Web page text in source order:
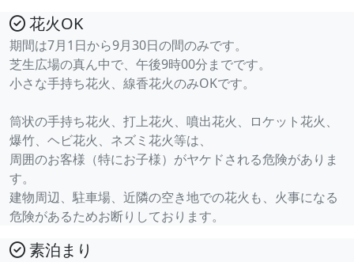
花火OK
期間は7月1日から9月30日の間のみです。
芝生広場の真ん中で、午後9時00分までです。
小さな手持ち花火、線香花火のみOKです。
筒状の手持ち花火、打上花火、噴出花火、ロケット花火、
爆竹、ヘビ花火、ネズミ花火等は、
周囲のお客様（特にお子様）がヤケドされる危険がありま
す。
建物周辺、駐車場、近隣の空き地での花火も、火事になる
危険があるためお断りしております。
素泊まり